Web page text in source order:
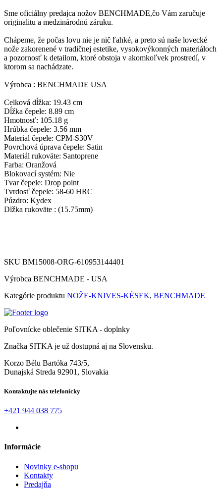
Sme oficiálny predajca nožov BENCHMADE,čo Vám zaručuje
originalitu a medzinárodnú záruku.
Chápeme, že počas lovu nie je nič ľahké, a preto sú naše lovecké
nože zakorenené v tradičnej estetike, vysokovýkonných materiáloch
a pozornosť k detailom, ktoré obstoja v akomkoľvek prostredí, v
ktorom sa nachádzate.
Výrobca : BENCHMADE USA
Celková dĺžka: 19.43 cm
Dĺžka čepele: 8.89 cm
Hmotnosť: 105.18 g
Hrúbka čepele: 3.56 mm
Material čepele: CPM-S30V
Povrchová úprava čepele: Satin
Materiál rukoväte: Santoprene
Farba: Oranžová
Blokovací systém: Nie
Tvar čepele: Drop point
Tvrdosť čepele: 58-60 HRC
Púzdro: Kydex
Dlžka rukoväte : (15.75mm)
SKU BM15008-ORG-610953144401
Výrobca BENCHMADE - USA
Kategórie produktu NOŽE-KNIVES-KÉSEK, BENCHMADE
Poľovnícke oblečenie SITKA - doplnky
Značka SITKA je už dostupná aj na Slovensku.
Korzo Bélu Bartóka 743/5,
Dunajská Streda 92901, Slovakia
Kontaktujte nás telefonicky
+421 944 038 775
Informácie
Novinky e-shopu
Kontakty
Predajňa